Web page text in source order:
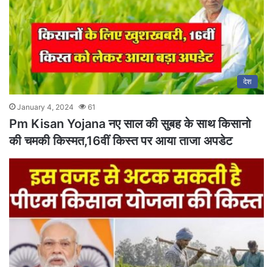
देश
January 4, 2024 61
Pm Kisan Yojana नए साल की सुबह के साथ किसानो
की चमकी किस्मत,16वीं किस्त पर आया ताजा अपडेट